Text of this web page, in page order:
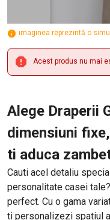
imaginea reprezintă o
Acest produs nu mai
Alege Draperii
dimensiuni
ti aduca
Cauti acel detaliu
personalitate casei
perfect. Cu o gama
ti personalizezi spatiul